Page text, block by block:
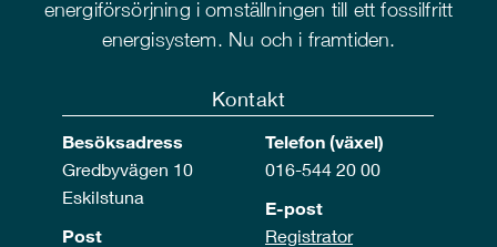
energiförsörjning i omställningen till ett fossilfritt
energisystem. Nu och i framtiden.
Kontakt
Besöksadress
Gredbyvägen 10
Eskilstuna
Post
Telefon (växel)
016-544 20 00
E-post
Registrator